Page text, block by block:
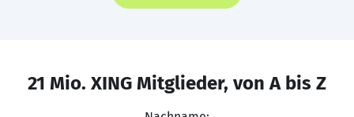
21 Mio. XING Mitglieder, von A bis Z